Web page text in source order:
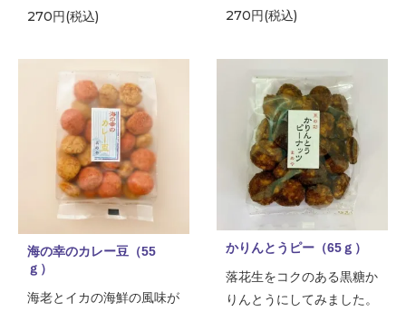
270円(税込) 270円(税込)
海の幸のカレー豆（55
ｇ）
海老とイカの海鮮の風味が
かりんとうピー（65ｇ）
落花生をコクのある黒糖か
りんとうにしてみました。